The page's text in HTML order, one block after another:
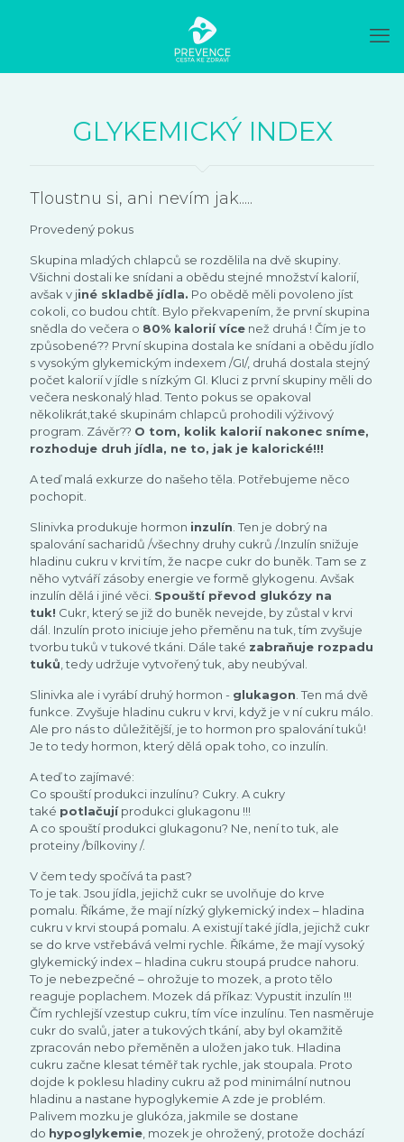
GLYKEMICKÝ INDEX
Tloustnu si, ani nevím jak.....
Provedený pokus
Skupina mladých chlapců se rozdělila na dvě skupiny.
Všichni dostali ke snídani a obědu stejné množství kalorií,
avšak v jiné skladbě jídla. Po obědě měli povoleno jíst
cokoli, co budou chtít. Bylo překvapením, že první skupina
snědla do večera o 80% kalorií více než druhá ! Čím je to
způsobené?? První skupina dostala ke snídani a obědu jídlo
s vysokým glykemickým indexem /GI/, druhá dostala stejný
počet kalorií v jídle s nízkým GI. Kluci z první skupiny měli do
večera neskonalý hlad. Tento pokus se opakoval
několikrát,také skupinám chlapců prohodili výživový
program. Závěr?? O tom, kolik kalorií nakonec sníme,
rozhoduje druh jídla, ne to, jak je kalorické!!!
A teď malá exkurze do našeho těla. Potřebujeme něco
pochopit.
Slinivka produkuje hormon inzulín . Ten je dobrý na
spalování sacharidů /všechny druhy cukrů /.Inzulín snižuje
hladinu cukru v krvi tím, že nacpe cukr do buněk. Tam se z
něho vytváří zásoby energie ve formě glykogenu. Avšak
inzulín dělá i jiné věci. Spouští převod glukózy na
tuk! Cukr, který se již do buněk nevejde, by zůstal v krvi
dál. Inzulín proto iniciuje jeho přeměnu na tuk, tím zvyšuje
tvorbu tuků v tukové tkáni. Dále také zabraňuje rozpadu
tuků , tedy udržuje vytvořený tuk, aby neubýval.
Slinivka ale i vyrábí druhý hormon - glukagon . Ten má dvě
funkce. Zvyšuje hladinu cukru v krvi, když je v ní cukru málo.
Ale pro nás to důležitější, je to hormon pro spalování tuků!
Je to tedy hormon, který dělá opak toho, co inzulín.
A teď to zajímavé:
Co spouští produkci inzulínu? Cukry. A cukry
také potlačujíprodukci glukagonu !!!
A co spouští produkci glukagonu? Ne, není to tuk, ale
proteiny /bílkoviny /.
V čem tedy spočívá ta past?
To je tak. Jsou jídla, jejichž cukr se uvolňuje do krve
pomalu. Říkáme, že mají nízký glykemický index – hladina
cukru v krvi stoupá pomalu. A existují také jídla, jejichž cukr
se do krve vstřebává velmi rychle. Říkáme, že mají vysoký
glykemický index – hladina cukru stoupá prudce nahoru.
To je nebezpečné – ohrožuje to mozek, a proto tělo
reaguje poplachem. Mozek dá příkaz: Vypustit inzulín !!!
Čím rychlejší vzestup cukru, tím více inzulínu. Ten nasměruje
cukr do svalů, jater a tukových tkání, aby byl okamžitě
zpracován nebo přeměněn a uložen jako tuk. Hladina
cukru začne klesat téměř tak rychle, jak stoupala. Proto
dojde k poklesu hladiny cukru až pod minimální nutnou
hladinu a nastane hypoglykemie A zde je problém.
Palivem mozku je glukóza, jakmile se dostane
do hypoglykemie , mozek je ohrožený, protože dochází